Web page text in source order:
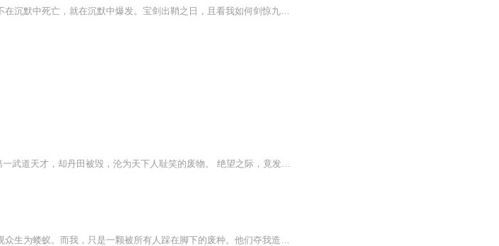
【作品简介】一个天才但却被家族长期打压，不在沉默中死亡，就在沉默中爆发。宝剑出鞘之日，且看我如何剑惊九天！【作者简介】木弓长点【播音简介】小小七和弦：青年配音演员。擅长声线：少年、青年、中年、老年。播音风格：轻松舒适不紧绷，可盐可甜可逗...
一剑诛仙佛，一剑葬神魔！ 他本是皇城第一武道天才，却丹田被毁，沦为天下人耻笑的废物。 绝望之际，竟发现体内藏有一座剑神墓！ 十八道神秘墓碑，刻印着无上剑道绝学，墓中更有一道神剑之魂，名为葬天！ 从此之后，一个亘古未有的剑神横...
修仙界大乱，源帝、剑帝各路巨擘割据称雄，视众生为蝼蚁。而我，只是一颗被所有人踩在脚下的废种。他们夺我造化，断我仙路，笑我永无翻身之日！殊不知，我这颗种子，吞的是天地气运，修的是无上霸体！待我破土之日，必以尔等帝血染青天！看我一介凡种，如...